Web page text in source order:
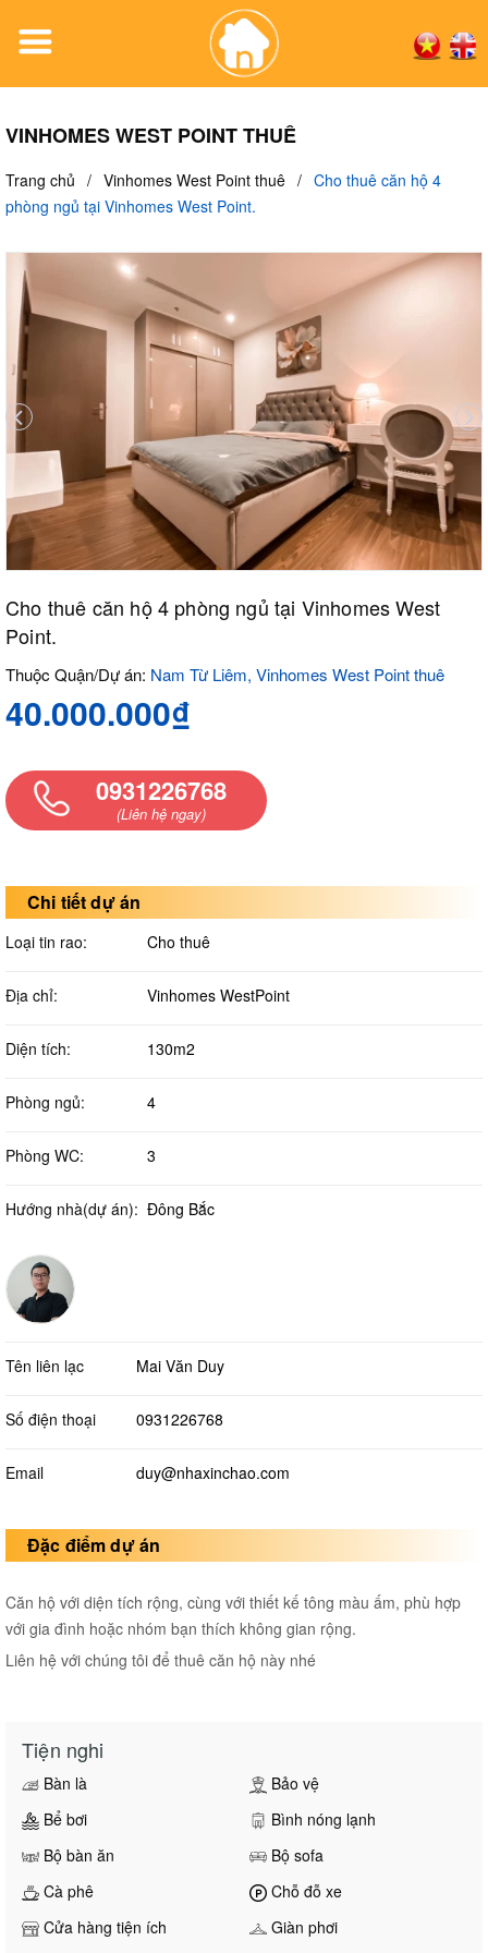
VINHOMES WEST POINT THUÊ
Trang chủ / Vinhomes West Point thuê / Cho thuê căn hộ 4
phòng ngủ tại Vinhomes West Point.
Cho thuê căn hộ 4 phòng ngủ tại Vinhomes West
Point.
Thuộc Quận/Dự án: Nam Từ Liêm, Vinhomes West Point thuê
40.000.000₫
0931226768
(Liên hệ ngay)
Chi tiết dự án
Loại tin rao: Cho thuê
Địa chỉ: Vinhomes WestPoint
Diện tích: 130m2
Phòng ngủ: 4
Phòng WC: 3
Hướng nhà(dự án): Đông Bắc
Tên liên lạc Mai Văn Duy
Số điện thoại 0931226768
Email duy@nhaxinchao.com
Đặc điểm dự án
Căn hộ với diện tích rộng, cùng với thiết kế tông màu ấm, phù hợp
với gia đình hoặc nhóm bạn thích không gian rộng.
Liên hệ với chúng tôi để thuê căn hộ này nhé
Tiện nghi
Bàn là
Bảo vệ
Bể bơi
Bình nóng lạnh
Bộ bàn ăn
Bộ sofa
Cà phê
Chỗ đỗ xe
Cửa hàng tiện ích
Giàn phơi